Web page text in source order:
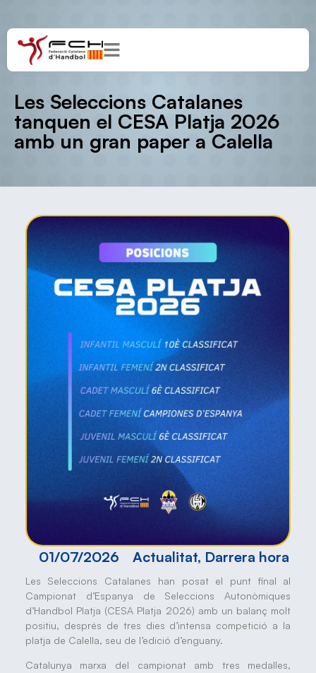
Les Seleccions Catalanes
tanquen el CESA Platja 2026
amb un gran paper a Calella
01/07/2026 Actualitat, Darrera hora
Les Seleccions Catalanes han posat el punt final al
Campionat d’Espanya de Seleccions Autonòmiques
d’Handbol Platja (CESA Platja 2026) amb un balanç molt
positiu, després de tres dies d’intensa competició a la
platja de Calella, seu de l’edició d’enguany.
Catalunya marxa del campionat amb tres medalles,